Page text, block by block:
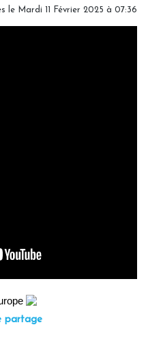
le Mardi 11 Février 2025 à 07:36
partage